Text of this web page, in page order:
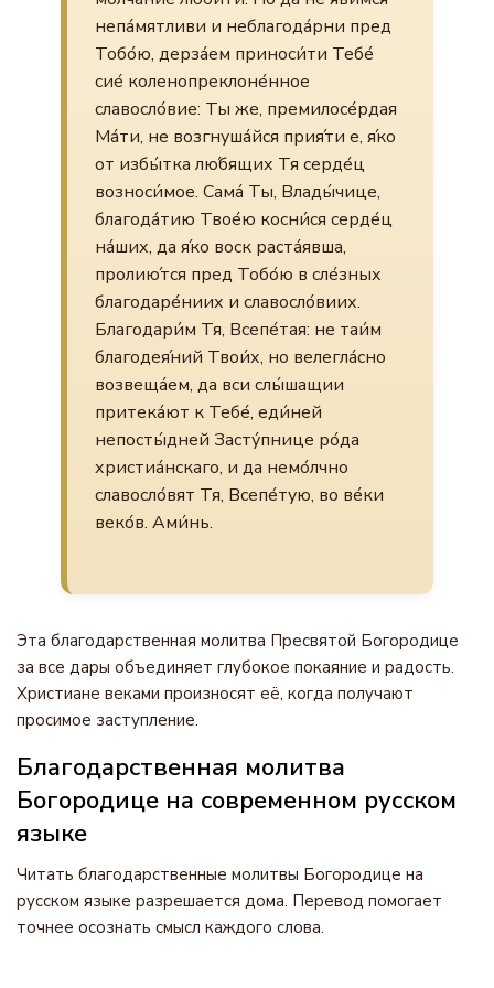
непа́мятливи и неблагода́рни пред
Тобо́ю, дерза́ем приноси́ти Тебе́
сие́ коленопреклоне́нное
славосло́вие: Ты же, премилосе́рдая
Ма́ти, не возгнуша́йся прия́ти е, я́ко
от избы́тка лю́бящих Тя серде́ц
возноси́мое. Сама́ Ты, Влады́чице,
благода́тию Твое́ю косни́ся серде́ц
на́ших, да я́ко воск раста́явша,
пролию́тся пред Тобо́ю в сле́зных
благодаре́ниих и славосло́виих.
Благодари́м Тя, Всепе́тая: не таи́м
благодея́ний Твои́х, но велегла́сно
возвеща́ем, да вси слы́шащии
притека́ют к Тебе́, еди́ней
непосты́дней Засту́пнице ро́да
христиа́нскаго, и да немо́лчно
славосло́вят Тя, Всепе́тую, во ве́ки
веко́в. Ами́нь.
Эта благодарственная молитва Пресвятой Богородице
за все дары объединяет глубокое покаяние и радость.
Христиане веками произносят её, когда получают
просимое заступление.
Благодарственная молитва
Богородице на современном русском
языке
Читать благодарственные молитвы Богородице на
русском языке разрешается дома. Перевод помогает
точнее осознать смысл каждого слова.